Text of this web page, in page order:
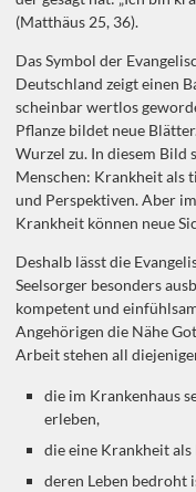
(Matthäus 25, 36).
Das Symbol der
Deutschland zeigt einen
scheinbar wertlos
Pflanze bildet neue
Wurzel zu. In diesem Bild
Menschen: Krankheit als
und Perspektiven. Aber
Krankheit können neue
Deshalb lässt die
Seelsorger besonders
kompetent und
Angehörigen die Nähe
Arbeit stehen all
die im Krankenhaus
erleben,
die eine Krankheit
deren Leben bedroht